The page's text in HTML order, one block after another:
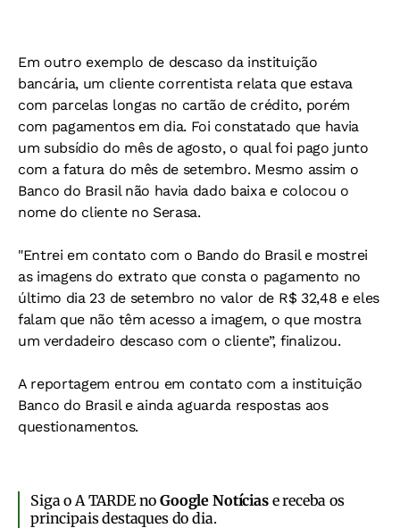
Em outro exemplo de descaso da instituição
bancária, um cliente correntista relata que estava
com parcelas longas no cartão de crédito, porém
com pagamentos em dia. Foi constatado que havia
um subsídio do mês de agosto, o qual foi pago junto
com a fatura do mês de setembro. Mesmo assim o
Banco do Brasil não havia dado baixa e colocou o
nome do cliente no Serasa.
"Entrei em contato com o Bando do Brasil e mostrei
as imagens do extrato que consta o pagamento no
último dia 23 de setembro no valor de R$ 32,48 e eles
falam que não têm acesso a imagem, o que mostra
um verdadeiro descaso com o cliente”, finalizou.
A reportagem entrou em contato com a instituição
Banco do Brasil e ainda aguarda respostas aos
questionamentos.
Siga o A TARDE noGoogle Notíciase receba os
principais destaques do dia.